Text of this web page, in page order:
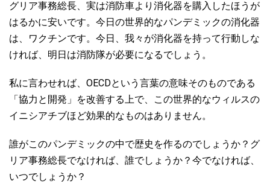
グリア事務総長、実は消防車より消化器を購入したほうが
はるかに安いです。今日の世界的なパンデミックの消化器
は、ワクチンです。今日、我々が消化器を持って行動しな
ければ、明日は消防隊が必要になるでしょう。
私に言わせれば、 OECDという言葉の意味そのものである
「協力と開発」を改善する上で、この世界的なウィルスの
イニシアチブほど効果的なものはありません。
誰がこのパンデミックの中で歴史を作るのでしょうか？グ
リア事務総長でなければ、誰でしょうか？今でなければ、
いつでしょうか？